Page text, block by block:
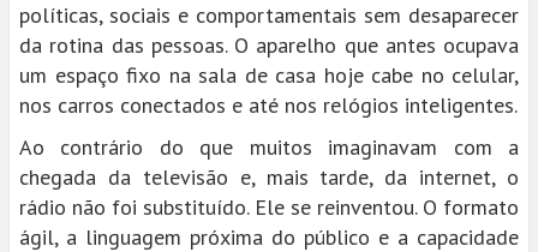
políticas, sociais e comportamentais sem desaparecer
da rotina das pessoas. O aparelho que antes ocupava
um espaço fixo na sala de casa hoje cabe no celular,
nos carros conectados e até nos relógios inteligentes.
Ao contrário do que muitos imaginavam com a
chegada da televisão e, mais tarde, da internet, o
rádio não foi substituído. Ele se reinventou. O formato
ágil, a linguagem próxima do público e a capacidade